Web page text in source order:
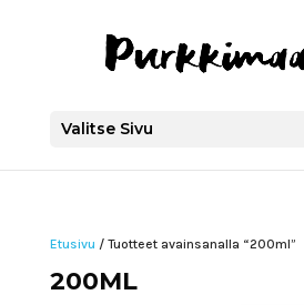
Valitse Sivu
Etusivu / Tuotteet avainsanalla “200ml”
200ML